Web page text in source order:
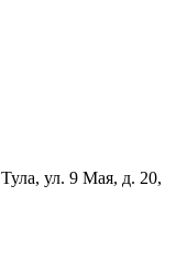
ул. 9 Мая, д. 20,